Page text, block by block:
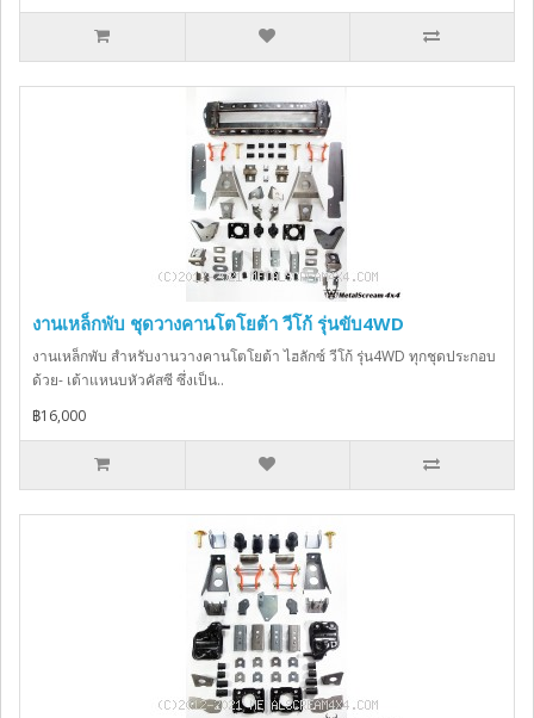
งานเหล็กพับ ชุดวางคานโตโยต้า วีโก้ รุ่นขับ4WD
งานเหล็กพับ สำหรับงานวางคานโตโยต้า ไฮลักซ์ วีโก้ รุ่น4WD ทุกชุดประกอบ
ด้วย- เต้าแหนบหัวคัสซี ซึ่งเป็น..
฿16,000